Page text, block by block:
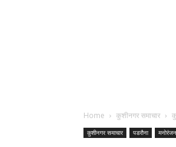
Home कुशीनगर समाचार
कुशीनगर समाचार पडरौना मनोरंजन